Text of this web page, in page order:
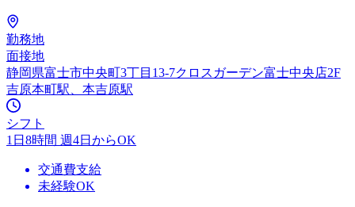
勤務地
面接地
静岡県富士市中央町3丁目13-7クロスガーデン富士中央店2F
吉原本町駅、本吉原駅
シフト
1日8時間 週4日からOK
交通費支給
未経験OK